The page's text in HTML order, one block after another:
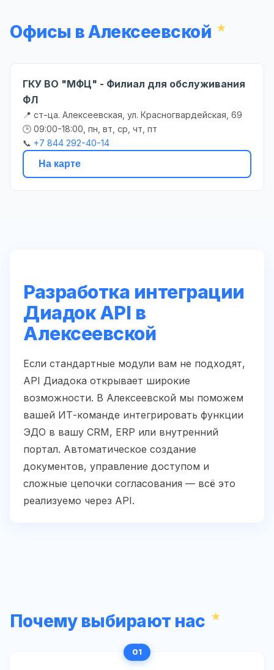
Офисы в Алексеевской
ГКУ ВО "МФЦ" - Филиал для обслуживания
ФЛ
📍 ст-ца. Алексеевская, ул. Красногвардейская, 69
🕒 09:00-18:00, пн, вт, ср, чт, пт
📞 +7 844 292-40-14
На карте
Разработка интеграции
Диадок API в
Алексеевской
Если стандартные модули вам не подходят,
API Диадока открывает широкие
возможности. В Алексеевской мы поможем
вашей ИТ-команде интегрировать функции
ЭДО в вашу CRM, ERP или внутренний
портал. Автоматическое создание
документов, управление доступом и
сложные цепочки согласования — всё это
реализуемо через API.
Почему выбирают нас